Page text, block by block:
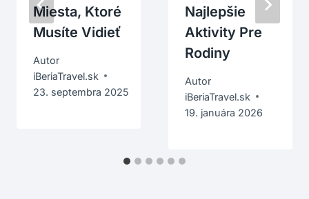
Miesta, Ktoré
Musíte Vidieť
Autor
iBeriaTravel.sk
23. septembra 2025
Najlepšie
Aktivity Pre
Rodiny
Autor
iBeriaTravel.sk
19. januára 2026